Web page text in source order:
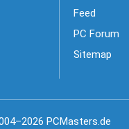
Feed
PC Forum
Sitemap
PCMasters.de